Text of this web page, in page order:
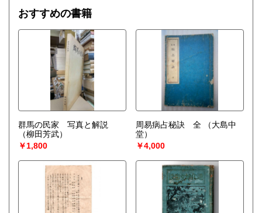
おすすめの書籍
群馬の民家 写真と解説
（柳田芳武）
￥1,800
周易病占秘訣 全
（大島中
堂）
￥4,000